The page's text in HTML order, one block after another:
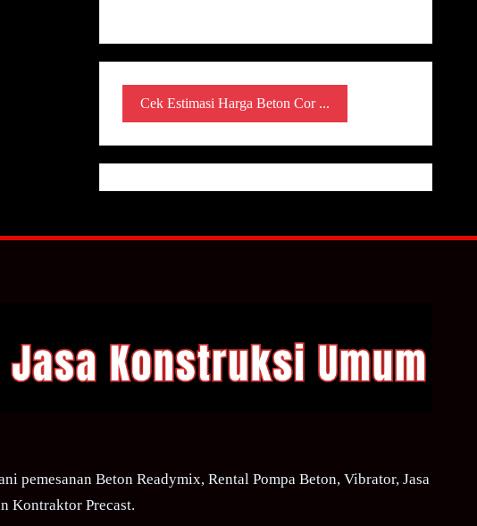
Cek Estimasi Harga Beton Cor ...
pemesanan Beton Readymix, Rental Pompa Beton, Vibrator, Jasa
Kontraktor Precast.